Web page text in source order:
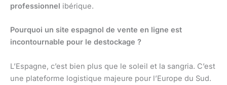
professionnel ibérique.
Pourquoi un site espagnol de vente en ligne est
incontournable pour le destockage ?
L’Espagne, c’est bien plus que le soleil et la sangria. C’est
une plateforme logistique majeure pour l’Europe du Sud.